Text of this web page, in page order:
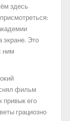
здесь
экране. Это
ним
фильм
привык его
грациозно